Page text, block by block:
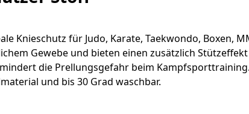
Knieschutz für Judo, Karate, Taekwondo, Boxen,
Gewebe und bieten einen zusätzlich
die Prellungsgefahr beim Kampfsporttraining.
und bis 30 Grad waschbar.